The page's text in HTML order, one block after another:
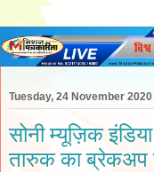
Tuesday, 24 November 2020
सोनी म्यूज़िक
तारुक का ब्रेकअप